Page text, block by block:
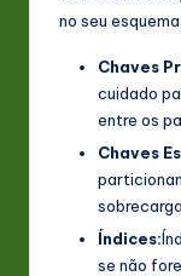
no seu esquema:
Chaves
cuidado
entre os
Chaves
Índices:
se não